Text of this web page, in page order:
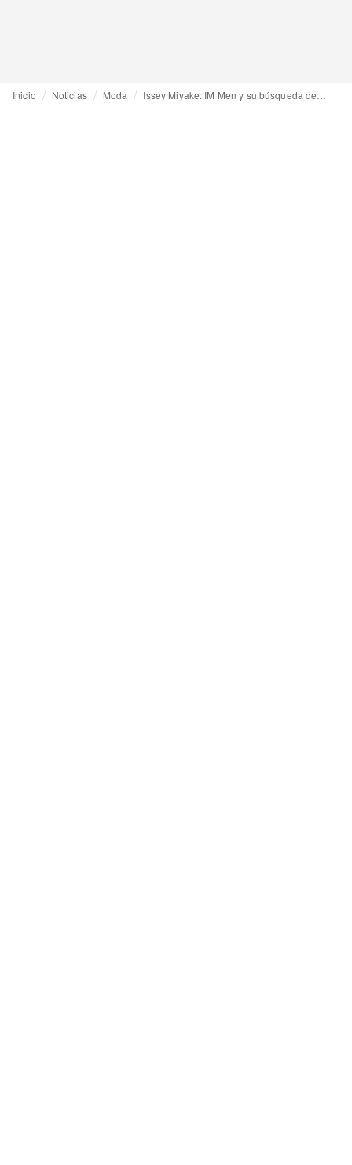
Inicio Noticias Moda